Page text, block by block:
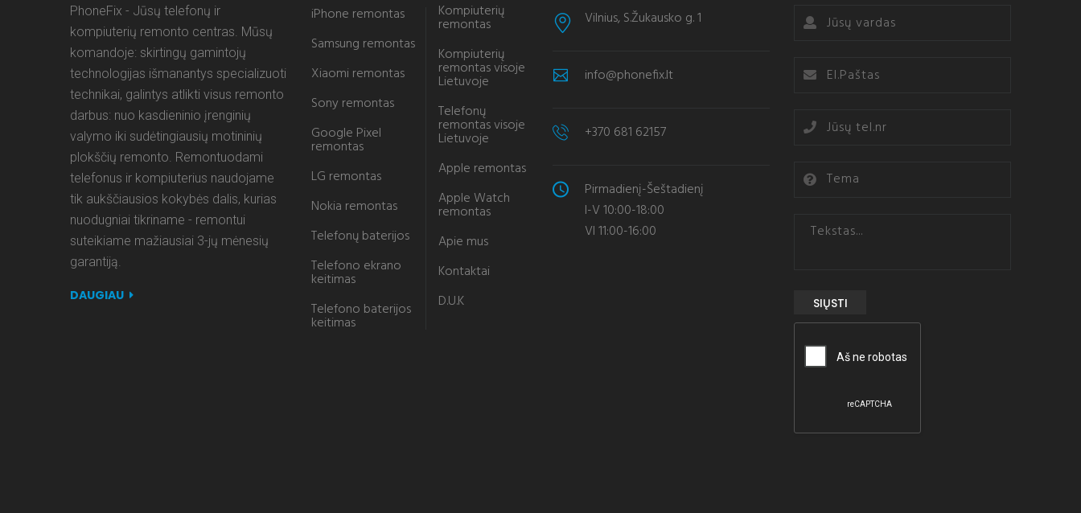
PhoneFix - Jūsų telefonų ir
kompiuterių remonto centras. Mūsų
komandoje: skirtingų gamintojų
technologijas išmanantys specializuoti
technikai, galintys atlikti visus remonto
darbus: nuo kasdieninio įrenginių
valymo iki sudėtingiausių motininių
plokščių remonto. Remontuodami
telefonus ir kompiuterius naudojame
tik aukščiausios kokybės dalis, kurias
nuodugniai tikriname - remontui
suteikiame mažiausiai 3-jų mėnesių
garantiją.
DAUGIAU
iPhone remontas
Samsung remontas
Xiaomi remontas
Sony remontas
Google Pixel
remontas
LG remontas
Nokia remontas
Telefonų baterijos
Telefono ekrano
keitimas
Telefono baterijos
keitimas
Kompiuterių
remontas
Kompiuterių
remontas visoje
Lietuvoje
Telefonų
remontas visoje
Lietuvoje
Apple remontas
Apple Watch
remontas
Apie mus
Kontaktai
D.U.K
Vilnius, S.Žukausko g. 1
info@phonefix.lt
+370 681 62157
Pirmadienį-Šeštadienį
I-V 10:00-18:00
VI 11:00-16:00